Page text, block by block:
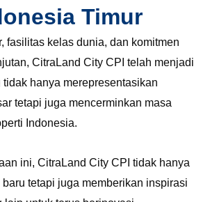
Timur
fasilitas kelas dunia, dan komitmen
CitraLand City CPI telah menjadi
hanya merepresentasikan
tetapi juga mencerminkan masa
Indonesia.
ini, CitraLand City CPI tidak hanya
tetapi juga memberikan inspirasi